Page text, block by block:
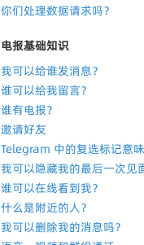
你们处理数据请求吗？
电报基础知识
我可以给谁发消息？
谁可以给我留言？
谁有电报？
邀请好友
Telegram 中的复选标记意味
我可以隐藏我的最后一次见
谁可以在线看到我？
什么是附近的人？
我可以删除我的消息吗？